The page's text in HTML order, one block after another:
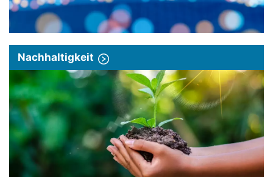
Nachhaltigkeit